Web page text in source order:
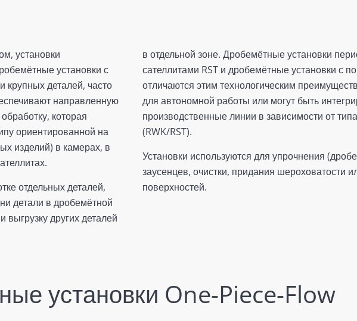
установки
установки с
крупных деталей, часто
направленную
которая
ориентированной на
изделий) в камерах, в
отдельных деталей,
детали в дробемётной
выгрузку других деталей
в отдельной зоне. Дробемётные установки
сателлитами RST и дробемётные установки с
отличаются этим технологическим
для автономной работы или могут быть
производственные линии в зависимости от
(RWK/RST).
Установки используются для упрочнения
заусенцев, очистки, придания шероховатости
поверхностей.
установки One-Piece-Flow